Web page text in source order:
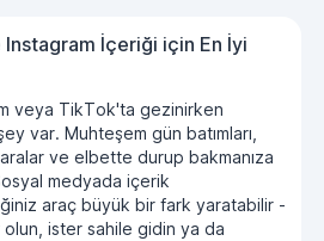
İçeriği için En İyi
veya TikTok'ta gezinirken
var. Muhteşem gün batımları,
ve elbette durup bakmanıza
medyada içerik
araç büyük bir fark yaratabilir -
ister sahile gidin ya da